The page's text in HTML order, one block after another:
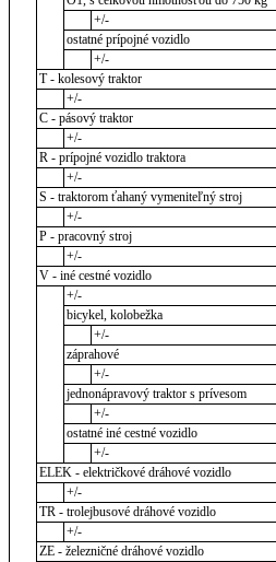
+/-
ostatné prípojné vozidlo
+/-
T - kolesový traktor
+/-
C - pásový traktor
+/-
R - prípojné vozidlo traktora
+/-
S - traktorom ťahaný vymeniteľný stroj
+/-
P - pracovný stroj
+/-
V - iné cestné vozidlo
+/-
bicykel, kolobežka
+/-
záprahové
+/-
jednonápravový traktor s prívesom
+/-
ostatné iné cestné vozidlo
+/-
ELEK - električkové dráhové vozidlo
+/-
TR - trolejbusové dráhové vozidlo
+/-
ZE - železničné dráhové vozidlo